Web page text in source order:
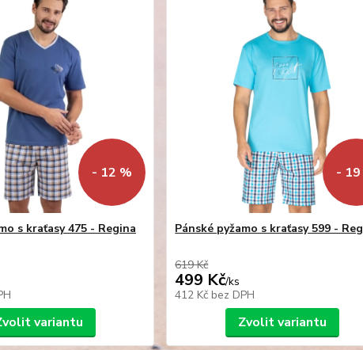
- 12 %
s kraťasy 475 - Regina
variantu
-
Pánské pyžamo s kraťasy 599 -
619 Kč
499 Kč/ks
412 Kč bez DPH
Zvolit variantu